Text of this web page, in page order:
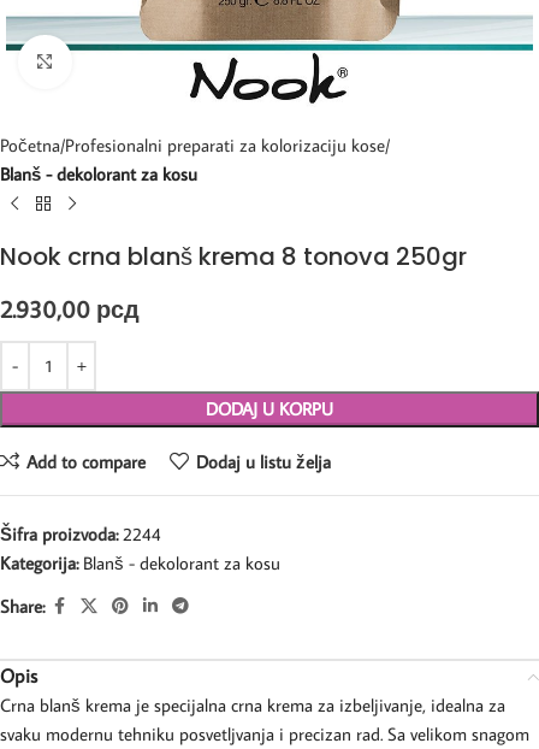
Kliknite za uvećanje
Početna Profesionalni preparati za kolorizaciju kose
Blanš - dekolorant za kosu
Nook crna blanš krema 8 tonova 250gr
2.930,00 рсд
DODAJ U KORPU
Add to compare Dodaj u listu želja
Šifra proizvoda:2244
Kategorija: Blanš - dekolorant za kosu
Share:
Opis
Crna blanš krema je specijalna crna krema za izbeljivanje, idealna za
svaku modernu tehniku posvetljvanja i precizan rad. Sa velikom snagom